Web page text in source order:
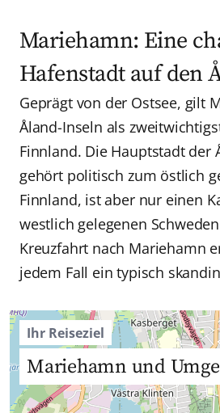
Mariehamn: Eine
Hafenstadt auf den
Geprägt von der Ostsee, gilt
Åland-Inseln als
Finnland. Die Hauptstadt der
gehört politisch zum östlich
Finnland, ist aber nur einen
westlich gelegenen
Kreuzfahrt nach Mariehamn
jedem Fall ein typisch
Ihr Reiseziel
Mariehamn und